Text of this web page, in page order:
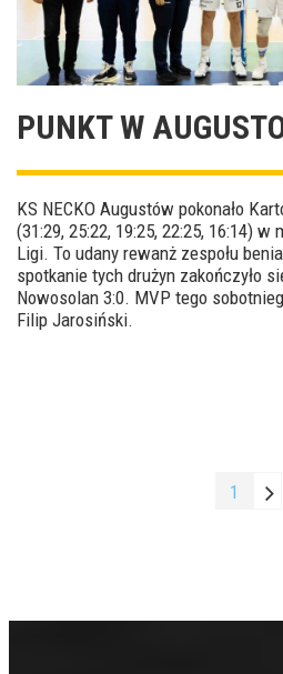
PUNKT W
KS NECKO Augustów pokonało
(31:29, 25:22, 19:25, 22:25, 16:14)
Ligi. To udany rewanż zespołu
spotkanie tych drużyn zakończyło
Nowosolan 3:0. MVP tego
Filip Jarosiński.
1